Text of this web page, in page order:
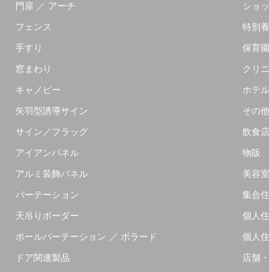
門扉 ／ アーチ
フェンス
手すり
窓まわり
キャノピー
矢羽型誘導サイン
サイン／フラッグ
アイアンパネル
アルミ装飾パネル
パーテーション
天吊りボーダー
ポールパーテーション ／ ボラード
ドア関連製品
ショ
特別
保育
クリ
ホテ
その
飲食店
物販
美容室
集合
個人
個人
店舗